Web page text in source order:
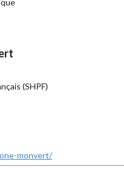
(SHPF)
monvert/